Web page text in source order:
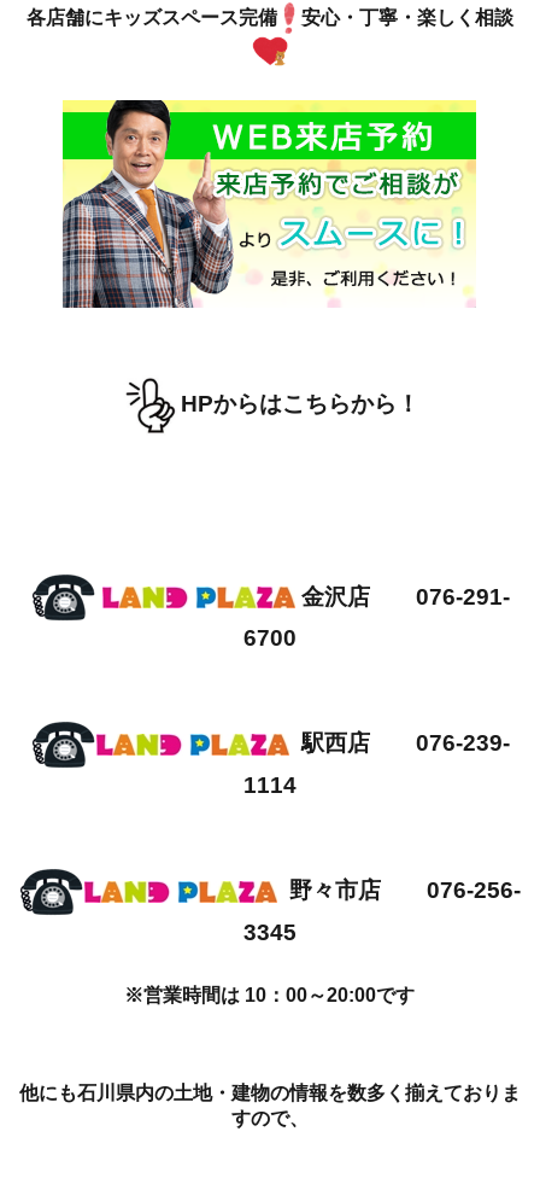
各店舗にキッズスペース完備 安心・丁寧・楽しく相談
HPからはこちらから！
金沢店 076-291-
6700
駅西店 076-239-
1114
野々市店 076-256-
3345
※営業時間は 10：00～20:00です
他にも石川県内の土地・建物の情報を数多く揃えておりま
すので、